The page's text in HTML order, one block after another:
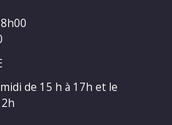
de 15 h à 17h et le